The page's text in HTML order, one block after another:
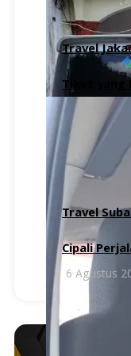
Travel
Tiket yang
6 Agustus
Travel
Cipali
6 Agustus